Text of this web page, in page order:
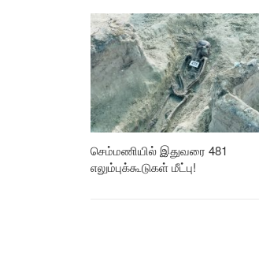
செம்மணியில் இதுவரை 481
எலும்புக்கூடுகள் மீட்பு!